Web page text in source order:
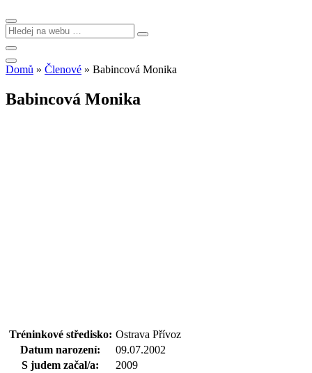
Domů » Členové » Babincová Monika
Babincová Monika
Tréninkové středisko: Ostrava Přívoz
Datum narození:
09.07.2002
S judem začal/a:
2009